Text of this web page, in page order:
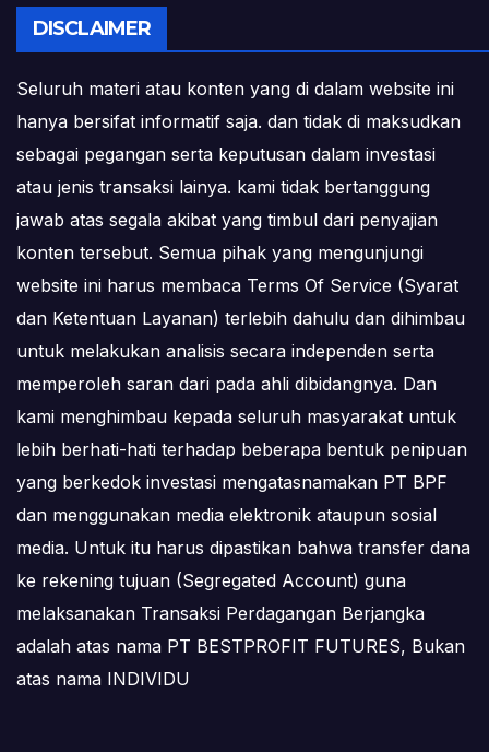
DISCLAIMER
Seluruh materi atau konten yang di dalam website ini
hanya bersifat informatif saja. dan tidak di maksudkan
sebagai pegangan serta keputusan dalam investasi
atau jenis transaksi lainya. kami tidak bertanggung
jawab atas segala akibat yang timbul dari penyajian
konten tersebut. Semua pihak yang mengunjungi
website ini harus membaca Terms Of Service (Syarat
dan Ketentuan Layanan) terlebih dahulu dan dihimbau
untuk melakukan analisis secara independen serta
memperoleh saran dari pada ahli dibidangnya. Dan
kami menghimbau kepada seluruh masyarakat untuk
lebih berhati-hati terhadap beberapa bentuk penipuan
yang berkedok investasi mengatasnamakan PT BPF
dan menggunakan media elektronik ataupun sosial
media. Untuk itu harus dipastikan bahwa transfer dana
ke rekening tujuan (Segregated Account) guna
melaksanakan Transaksi Perdagangan Berjangka
adalah atas nama PT BESTPROFIT FUTURES, Bukan
atas nama INDIVIDU